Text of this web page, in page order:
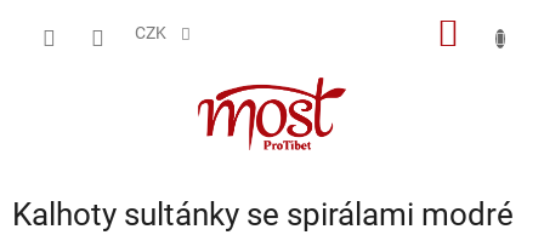
CZK
Kalhoty sultánky se spirálami modré